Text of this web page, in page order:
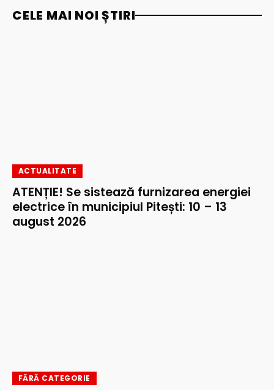
CELE MAI NOI ȘTIRI
ACTUALITATE
ATENȚIE! Se sistează furnizarea energiei
electrice în municipiul Pitești: 10 – 13
august 2026
FĂRĂ CATEGORIE